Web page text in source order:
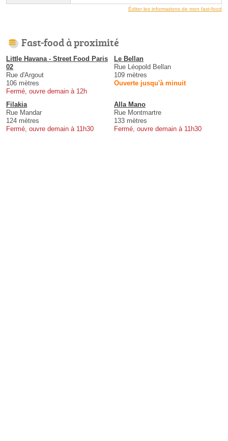
Éditer les informations de mon fast-food
Fast-food à proximité
Little Havana - Street Food Paris
02
Rue d'Argout
106 mètres
Fermé, ouvre demain à 12h
Le Bellan
Rue Léopold Bellan
109 mètres
Ouverte jusqu'à minuit
Filakia
Rue Mandar
124 mètres
Fermé, ouvre demain à 11h30
Alla Mano
Rue Montmartre
133 mètres
Fermé, ouvre demain à 11h30